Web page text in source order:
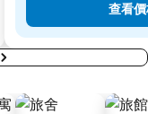
查看